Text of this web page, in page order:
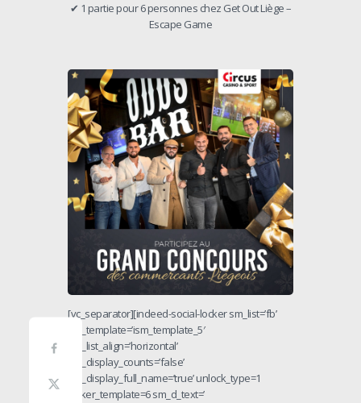
✔ 1 partie pour 6 personnes chez Get Out Liège –
Escape Game
[vc_separator][indeed-social-locker sm_list=’fb’
sm_template=’ism_template_5′
sm_list_align=’horizontal’
sm_display_counts=’false’
sm_display_full_name=’true’ unlock_type=1
locker_template=6 sm_d_text=’